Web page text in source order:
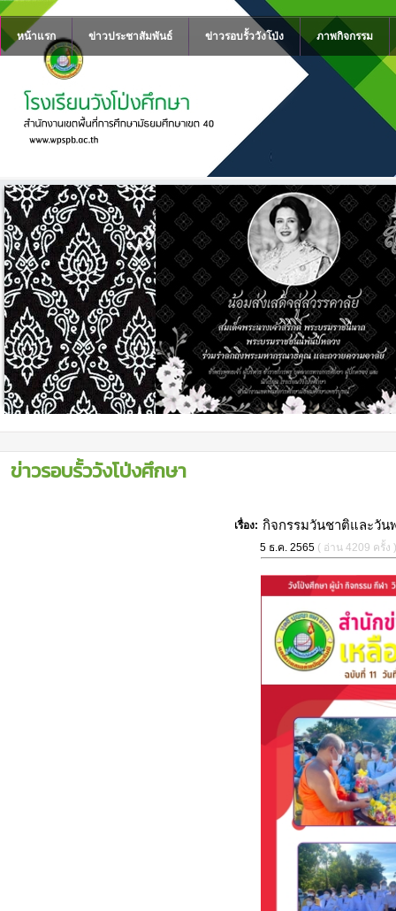
หน้าแรก ข่าวประชาสัมพันธ์ ข่าวรอบรั้ววังโป่ง ภาพกิจกรรม
ข่าวรอบรั้ววังโป่งศึกษา
เรื่อง: กิจกรรมวันชาติและวัน
5 ธ.ค. 2565 ( อ่าน 4209 ครั้ง